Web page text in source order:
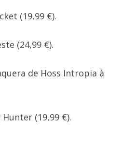
(19,99 €).
(24,99 €).
de Hoss Intropia à
(19,99 €).